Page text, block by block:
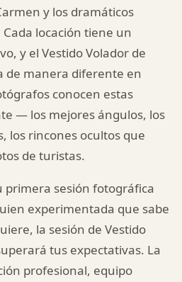
y los dramáticos
locación tiene un
y el Vestido Volador de
de manera diferente en
conocen estas
— los mejores ángulos, los
los rincones ocultos que
de turistas.
primera sesión fotográfica
experimentada que sabe
la sesión de Vestido
tus expectativas. La
profesional, equipo